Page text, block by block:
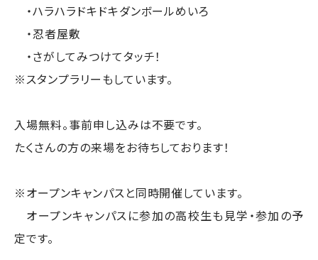
・ハラハラドキドキダンボールめいろ
・忍者屋敷
・さがしてみつけてタッチ！
※スタンプラリーもしています。
入場無料。事前申し込みは不要です。
たくさんの方の来場をお待ちしております！
※オープンキャンパスと同時開催しています。
オープンキャンパスに参加の高校生も見学・参加の予
定です。